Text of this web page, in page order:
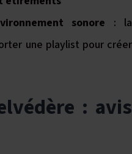
sonore : la
une playlist pour créer
: avis